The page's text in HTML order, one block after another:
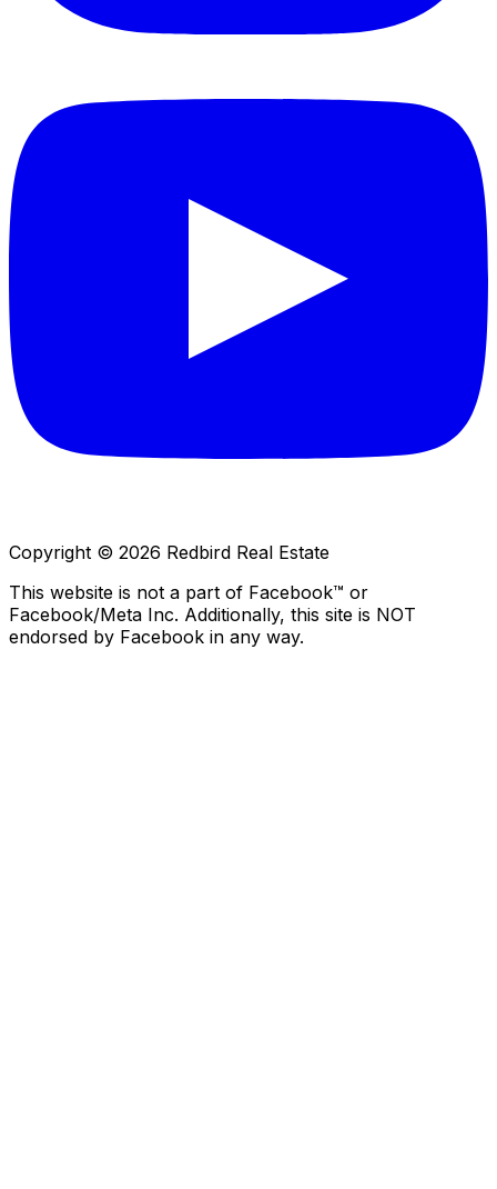
Copyright © 2026 Redbird Real Estate
This website is not a part of Facebook™ or
Facebook/Meta Inc. Additionally, this site is NOT
endorsed by Facebook in any way.